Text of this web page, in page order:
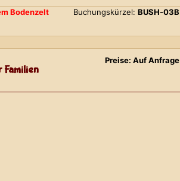
Bodenzelt
Buchungskürzel: BUSH-03B
Preise: Auf Anfrage